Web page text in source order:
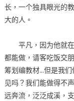
长，一个独具眼光的
大的人。
平凡，因为他就在
都能做，请客吃饭交
筹划编教材…但是我
见吗？我们能做得不
远奔流，泛泛成溪，